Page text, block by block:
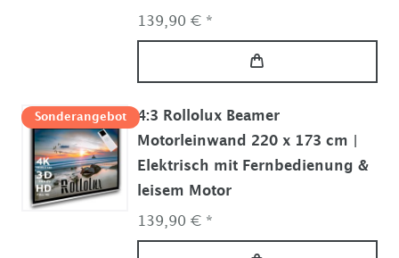
139,90 € *
Sonderangebot
4:3 Rollolux Beamer
Motorleinwand 220 x 173 cm |
Elektrisch mit Fernbedienung &
leisem Motor
139,90 € *